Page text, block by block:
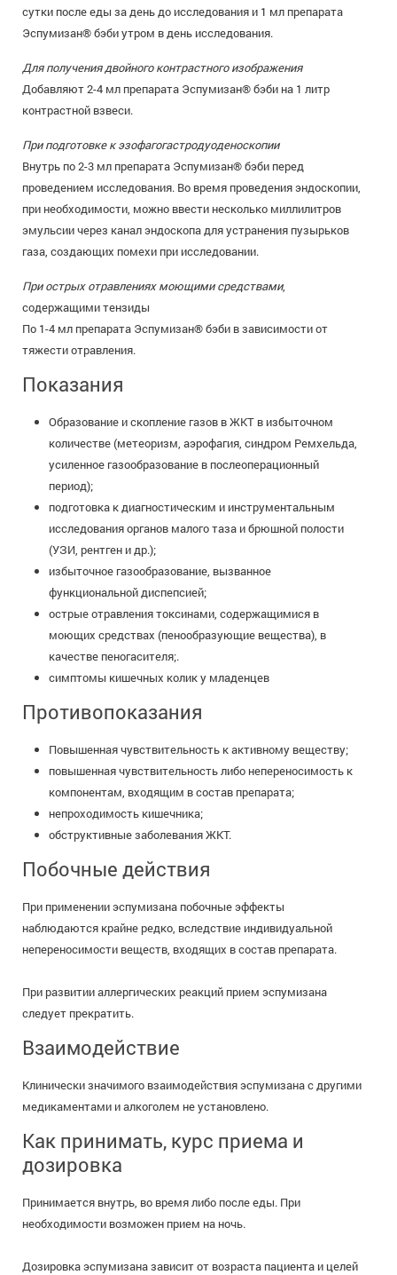
сутки после еды за день до исследования и 1 мл препарата
Эспумизан® бэби утром в день исследования.
Для получения двойного контрастного изображения
Добавляют 2-4 мл препарата Эспумизан® бэби на 1 литр
контрастной взвеси.
При подготовке к эзофагогастродуоденоскопии
Внутрь по 2-3 мл препарата Эспумизан® бэби перед
проведением исследования. Во время проведения эндоскопии,
при необходимости, можно ввести несколько миллилитров
эмульсии через канал эндоскопа для устранения пузырьков
газа, создающих помехи при исследовании.
При острых отравлениях моющими средствами,
содержащими тензиды
По 1-4 мл препарата Эспумизан® бэби в зависимости от
тяжести отравления.
Показания
Образование и скопление газов в ЖКТ в избыточном
количестве (метеоризм, аэрофагия, синдром Ремхельда,
усиленное газообразование в послеоперационный
период);
подготовка к диагностическим и инструментальным
исследования органов малого таза и брюшной полости
(УЗИ, рентген и др.);
избыточное газообразование, вызванное
функциональной диспепсией;
острые отравления токсинами, содержащимися в
моющих средствах (пенообразующие вещества), в
качестве пеногасителя;.
симптомы кишечных колик у младенцев
Противопоказания
Повышенная чувствительность к активному веществу;
повышенная чувствительность либо непереносимость к
компонентам, входящим в состав препарата;
непроходимость кишечника;
обструктивные заболевания ЖКТ.
Побочные действия
При применении эспумизана побочные эффекты
наблюдаются крайне редко, вследствие индивидуальной
непереносимости веществ, входящих в состав препарата.
При развитии аллергических реакций прием эспумизана
следует прекратить.
Взаимодействие
Клинически значимого взаимодействия эспумизана с другими
медикаментами и алкоголем не установлено.
Как принимать, курс приема и
дозировка
Принимается внутрь, во время либо после еды. При
необходимости возможен прием на ночь.
Дозировка эспумизана зависит от возраста пациента и целей